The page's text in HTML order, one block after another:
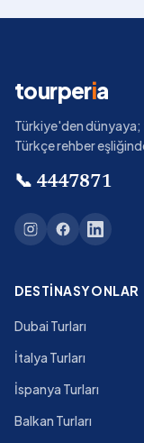
tourperia
Türkiye'den
Türkçe rehber
📞 4447871
DESTINASYONLAR
Dubai Turları
İtalya Turları
İspanya Turları
Balkan Turları